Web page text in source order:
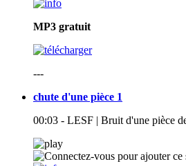
MP3 gratuit
---
chute d'une pièce 1
00:03 - LESF | Bruit d'une pièce